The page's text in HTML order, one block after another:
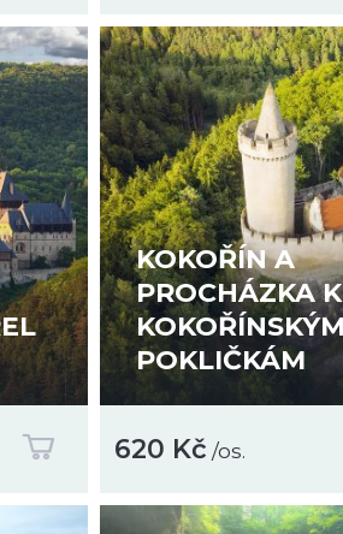
KOKOŘÍN A
PROCHÁZKA
KOKOŘÍNSKÝM
POKLIČKÁM
620 Kč /os.